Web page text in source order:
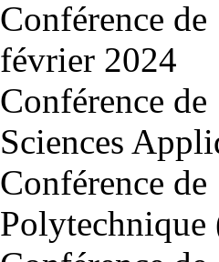
Conférence
février 2024
Conférence
Sciences
Conférence